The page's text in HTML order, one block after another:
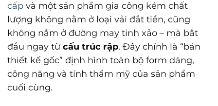
cấp và một sản phẩm gia công kém chất
lượng không nằm ở loại vải đắt tiền, cũng
không nằm ở đường may tinh xảo – mà bắt
đầu ngay từ cấu trúc rập. Đây chính là “bản
thiết kế gốc” định hình toàn bộ form dáng,
công năng và tính thẩm mỹ của sản phẩm
cuối cùng.